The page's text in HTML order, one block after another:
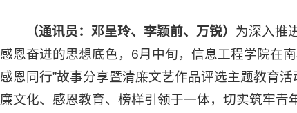
（通讯员：邓呈玲、李颖前、万锐） 为深入推
感恩奋进的思想底色，6月中旬，信息工程学院在
感恩同行”故事分享暨清廉文艺作品评选主题教育
廉文化、感恩教育、榜样引领于一体，切实筑牢青